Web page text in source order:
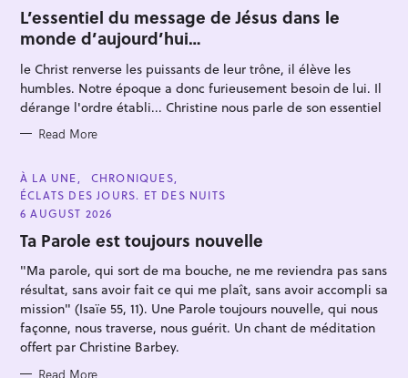
T
E
G
O
R
I
E
S
L’essentiel du message de Jésus dans le
monde d’aujourd’hui…
le Christ renverse les puissants de leur trône, il élève les
humbles. Notre époque a donc furieusement besoin de lui. Il
dérange l'ordre établi... Christine nous parle de son essentiel
Read More
C
A
T
E
O
R
E
À LA UNE
CHRONIQUES
ÉCLATS DES JOURS. ET DES NUITS
6 AUGUST 2026
Ta Parole est toujours nouvelle
"Ma parole, qui sort de ma bouche, ne me reviendra pas sans
résultat, sans avoir fait ce qui me plaît, sans avoir accompli sa
mission" (Isaïe 55, 11). Une Parole toujours nouvelle, qui nous
façonne, nous traverse, nous guérit. Un chant de méditation
offert par Christine Barbey.
Read More